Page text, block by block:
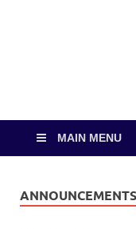
MAIN MENU
ANNOUNCEMENTS